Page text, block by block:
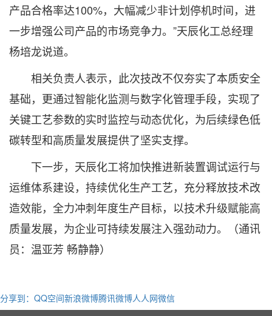
产品合格率达100%，大幅减少非计划停机时间，进
一步增强公司产品的市场竞争力。”天辰化工总经理
杨培龙说道。
相关负责人表示，此次技改不仅夯实了本质安全
基础，更通过智能化监测与数字化管理手段，实现了
关键工艺参数的实时监控与动态优化，为后续绿色低
碳转型和高质量发展提供了坚实支撑。
下一步，天辰化工将加快推进新装置调试运行与
运维体系建设，持续优化生产工艺，充分释放技术改
造效能，全力冲刺年度生产目标，以技术升级赋能高
质量发展，为企业可持续发展注入强劲动力。（通讯
员：温亚芳 畅静静）
分享到： QQ空间新浪微博腾讯微博人人网微信